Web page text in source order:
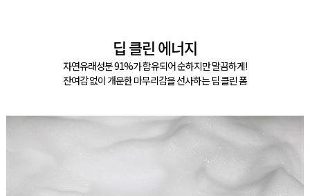
딥 클린 에너지
자연유래성분 91%가 함유되어 순하지만 말끔하게!
잔여감 없이 개운한 마무리감을 선사하는 딥 클린 폼